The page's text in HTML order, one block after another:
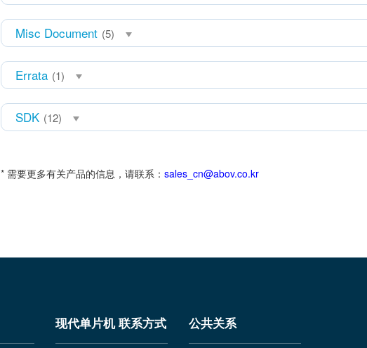
Misc Document (5)
Errata (1)
SDK (12)
* 需要更多有关产品的信息，请联系： sales_cn@abov.co.kr
现代单片机 联系方式 公共关系